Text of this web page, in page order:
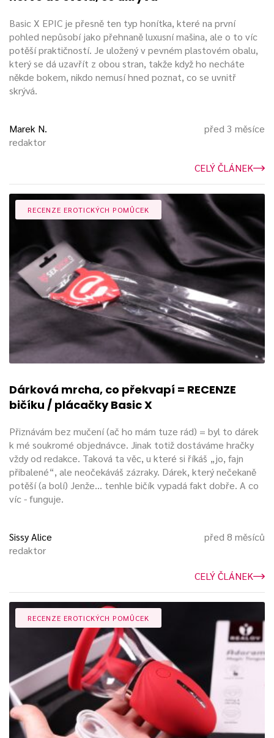
prostředek osloví muže i ženy. Velmi vhodně poslouží jako
doplněk k análnímu šperku a tunelu. Kombinace těchto tří
pomůcek budezaručeně nezapomenutelná.
Basic X EPIC je přesně ten typ honítka, které na první
pohled nepůsobí jako přehnaně luxusní mašina, ale o to víc
potěší praktičností. Je uložený v pevném plastovém obalu,
který se dá uzavřít z obou stran, takže když ho necháte
někde bokem, nikdo nemusí hned poznat, co se uvnitř
skrývá.
Marek N.
redaktor
před 3 měsíce
CELÝ ČLÁNEK
RECENZE EROTICKÝCH POMŮCEK
Dárková mrcha, co překvapí = RECENZE
bičíku / plácačky Basic X
Přiznávám bez mučení (ač ho mám tuze rád) = byl to dárek
k mé soukromé objednávce. Jinak totiž dostáváme hračky
vždy od redakce. Taková ta věc, u které si říkáš „jo, fajn
přibalené“, ale neočekáváš zázraky. Dárek, který nečekaně
potěší (a bolí) Jenže… tenhle bičík vypadá fakt dobře. A co
víc - funguje.
Sissy Alice
redaktor
před 8 měsíců
CELÝ ČLÁNEK
RECENZE EROTICKÝCH POMŮCEK